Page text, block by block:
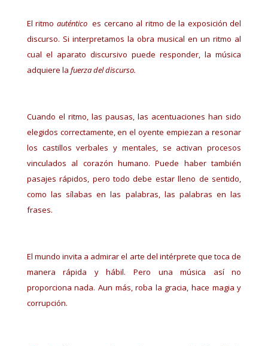
El ritmo auténtico es cercano al ritmo de la exposición del
discurso. Si interpretamos la obra musical en un ritmo al
cual el aparato discursivo puede responder, la música
adquiere la fuerza del discurso.
Cuando el ritmo, las pausas, las acentuaciones han sido
elegidos correctamente, en el oyente empiezan a resonar
los castillos verbales y mentales, se activan procesos
vinculados al corazón humano. Puede haber también
pasajes rápidos, pero todo debe estar lleno de sentido,
como las sílabas en las palabras, las palabras en las
frases.
El mundo invita a admirar el arte del intérprete que toca de
manera rápida y hábil. Pero una música así no
proporciona nada. Aun más, roba la gracia, hace magia y
corrupción.